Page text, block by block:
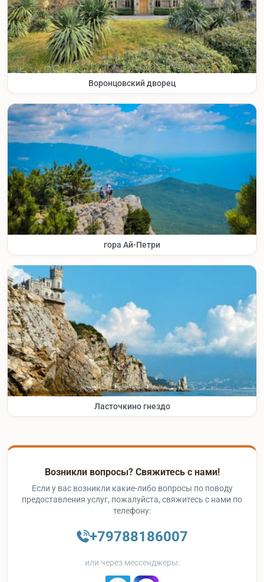
Воронцовский дворец
гора Ай-Петри
Ласточкино гнездо
Возникли вопросы? Свяжитесь с нами!
Если у вас возникли какие-либо вопросы по поводу
предоставления услуг, пожалуйста, свяжитесь с нами по
телефону:
+79788186007
или через мессенджеры: